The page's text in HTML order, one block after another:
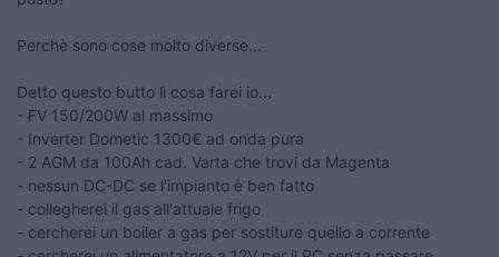
Perchè sono cose molto diverse...
Detto questo butto lì cosa farei io...
- FV 150/200W al massimo
- Inverter Dometic 1300€ ad onda pura
- 2 AGM da 100Ah cad. Varta che trovi da Magenta
- nessun DC-DC se l'impianto è ben fatto
- collegherei il gas all'attuale frigo
- cercherei un boiler a gas per sostiture quello a corrente